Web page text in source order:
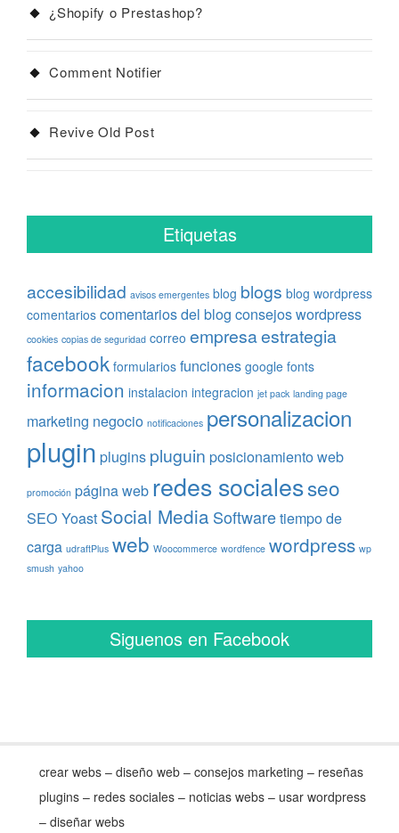
¿Shopify o Prestashop?
Comment Notifier
Revive Old Post
Etiquetas
accesibilidad avisos emergentes blog blogs blog wordpress
comentarios comentarios del blog consejos wordpress
cookies copias de seguridad correo empresaestrategia
facebook formularios funciones google fonts
informacion instalacion integracion jet pack landing page
marketing negocio notificaciones personalizacion
plugin plugins pluguin posicionamiento web
promoción página web redes socialesseo
SEO Yoast Social Media Softwaretiempo de
carga udraftPlus web Woocommerce wordfence wordpress wp
smush yahoo
Siguenos en Facebook
crear webs – diseño web – consejos marketing – reseñas
plugins – redes sociales – noticias webs – usar wordpress
– diseñar webs